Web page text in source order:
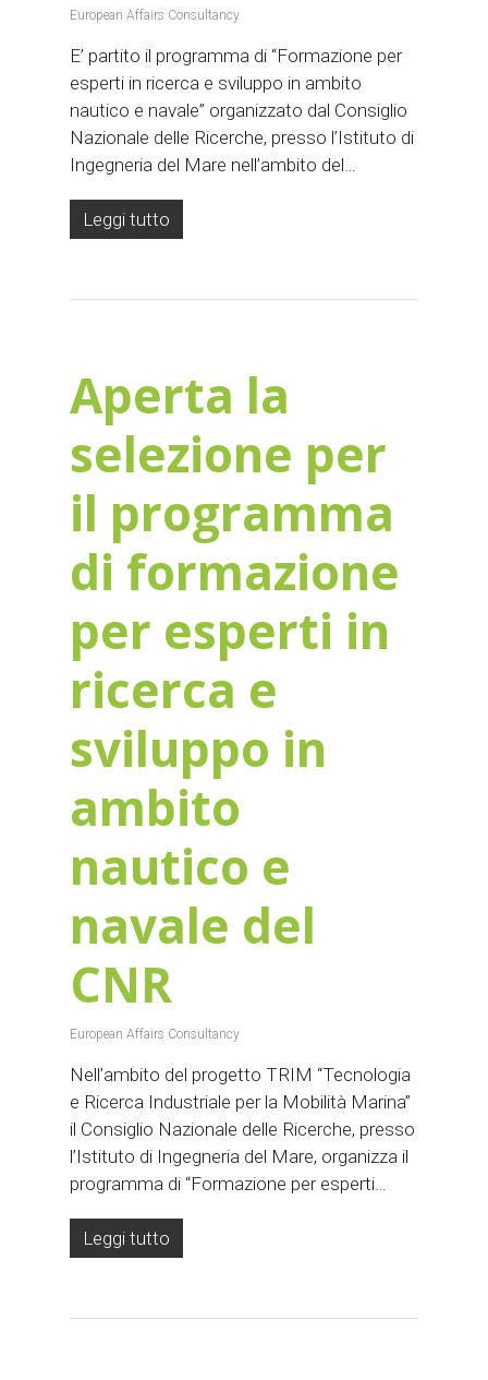
European Affairs Consultancy
E’ partito il programma di “Formazione per
esperti in ricerca e sviluppo in ambito
nautico e navale” organizzato dal Consiglio
Nazionale delle Ricerche, presso l’Istituto di
Ingegneria del Mare nell’ambito del…
Leggi tutto
Aperta la
selezione per
il programma
di formazione
per esperti in
ricerca e
sviluppo in
ambito
nautico e
navale del
CNR
European Affairs Consultancy
Nell’ambito del progetto TRIM “Tecnologia
e Ricerca Industriale per la Mobilità Marina”
il Consiglio Nazionale delle Ricerche, presso
l’Istituto di Ingegneria del Mare, organizza il
programma di “Formazione per esperti…
Leggi tutto